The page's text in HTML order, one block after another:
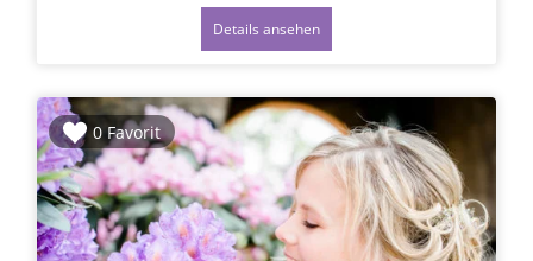
Details ansehen
0 Favorit